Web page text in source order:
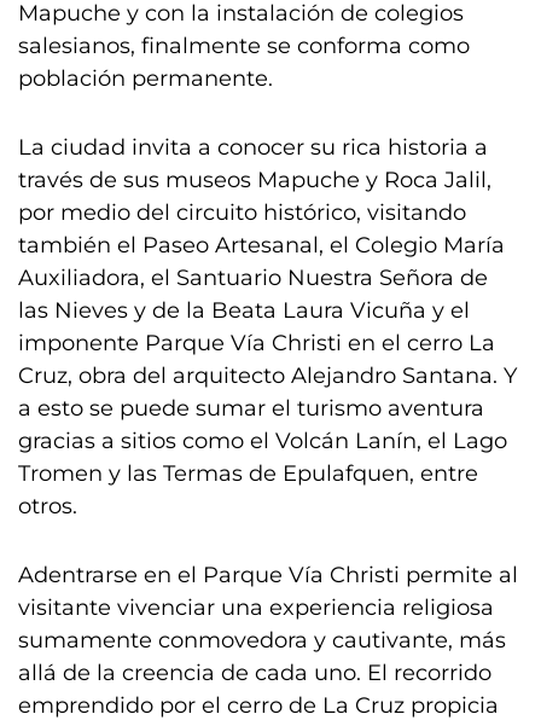
Mapuche y con la instalación de colegios
salesianos, finalmente se conforma como
población permanente.
La ciudad invita a conocer su rica historia a
través de sus museos Mapuche y Roca Jalil,
por medio del circuito histórico, visitando
también el Paseo Artesanal, el Colegio María
Auxiliadora, el Santuario Nuestra Señora de
las Nieves y de la Beata Laura Vicuña y el
imponente Parque Vía Christi en el cerro La
Cruz, obra del arquitecto Alejandro Santana. Y
a esto se puede sumar el turismo aventura
gracias a sitios como el Volcán Lanín, el Lago
Tromen y las Termas de Epulafquen, entre
otros.
Adentrarse en el Parque Vía Christi permite al
visitante vivenciar una experiencia religiosa
sumamente conmovedora y cautivante, más
allá de la creencia de cada uno. El recorrido
emprendido por el cerro de La Cruz propicia